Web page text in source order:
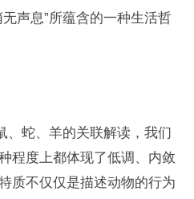
声息”所蕴含的一种生活哲
、蛇、羊的关联解读，我们
程度上都体现了低调、内敛
质不仅仅是描述动物的行为